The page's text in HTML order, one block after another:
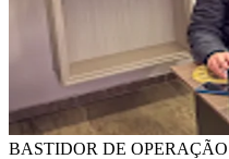
BASTIDOR DE OPERAÇÃO